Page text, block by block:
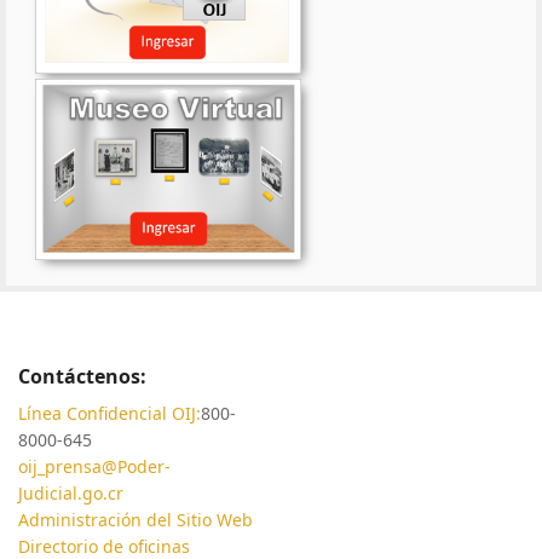
Contáctenos:
Línea Confidencial OIJ:800-
8000-645
oij_prensa@Poder-
Judicial.go.cr
Administración del Sitio Web
Directorio de oficinas